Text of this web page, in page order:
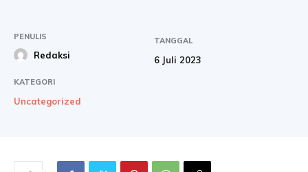
PENULIS
Redaksi
TANGGAL
6 Juli 2023
KATEGORI
Uncategorized